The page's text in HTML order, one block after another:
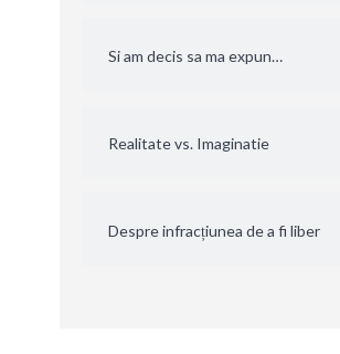
Si am decis sa ma expun…
Realitate vs. Imaginatie
Despre infracțiunea de a fi liber